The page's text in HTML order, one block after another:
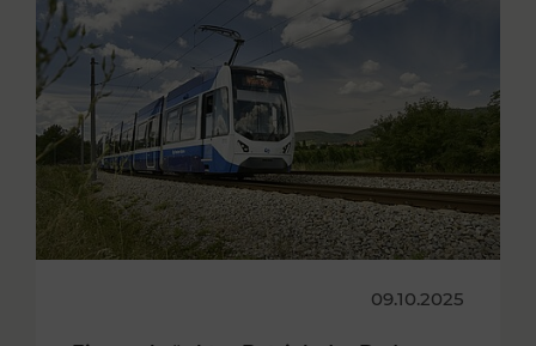
09.10.2025